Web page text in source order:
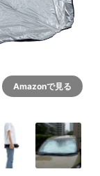
Amazonで見る